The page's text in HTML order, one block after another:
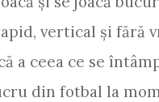
vertical şi fără
a ceea ce se
din fotbal la